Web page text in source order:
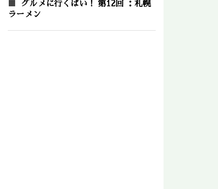
グルメに行くばい！ 第12回 ：札幌
ラーメン